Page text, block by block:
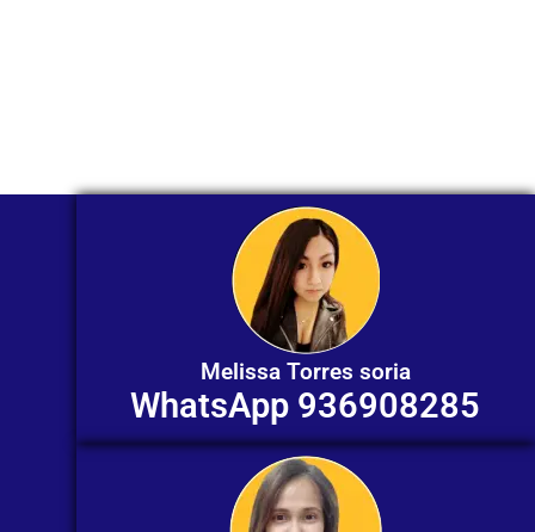
Melissa Torres soria
WhatsApp 936908285